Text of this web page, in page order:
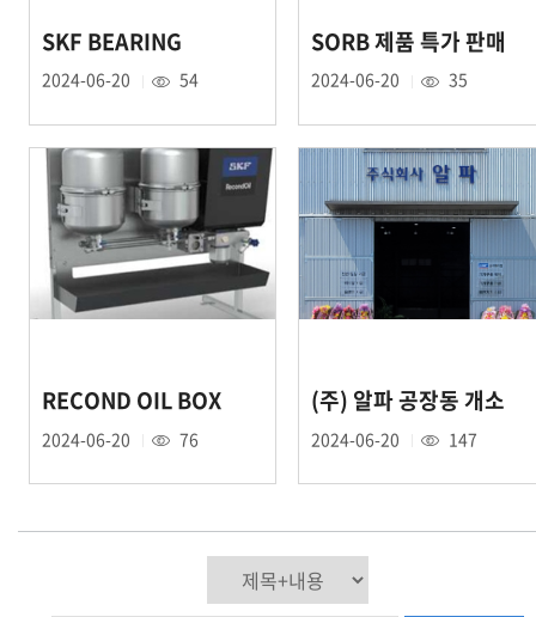
SKF BEARING
2024-06-20 54
SORB 제품 특가 판매
2024-06-20 35
RECOND OIL BOX
2024-06-20 76
(주) 알파 공장동 개소
2024-06-20 147